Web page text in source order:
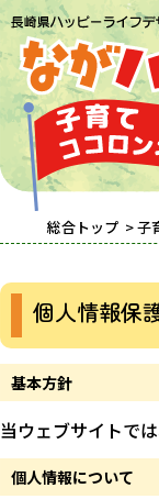
総合トップ >子
個人情報保
基本方針
当ウェブサイトで
個人情報について